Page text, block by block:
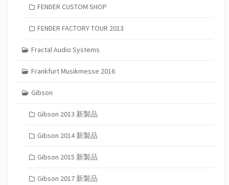
FENDER CUSTOM SHOP
FENDER FACTORY TOUR 2013
Fractal Audio Systems
Frankfurt Musikmesse 2016
Gibson
Gibson 2013 新製品
Gibson 2014 新製品
Gibson 2015 新製品
Gibson 2017 新製品